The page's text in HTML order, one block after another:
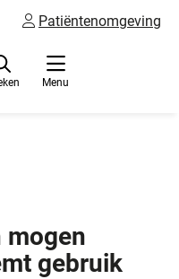
Patiëntenomgeving
Menu
gebruik